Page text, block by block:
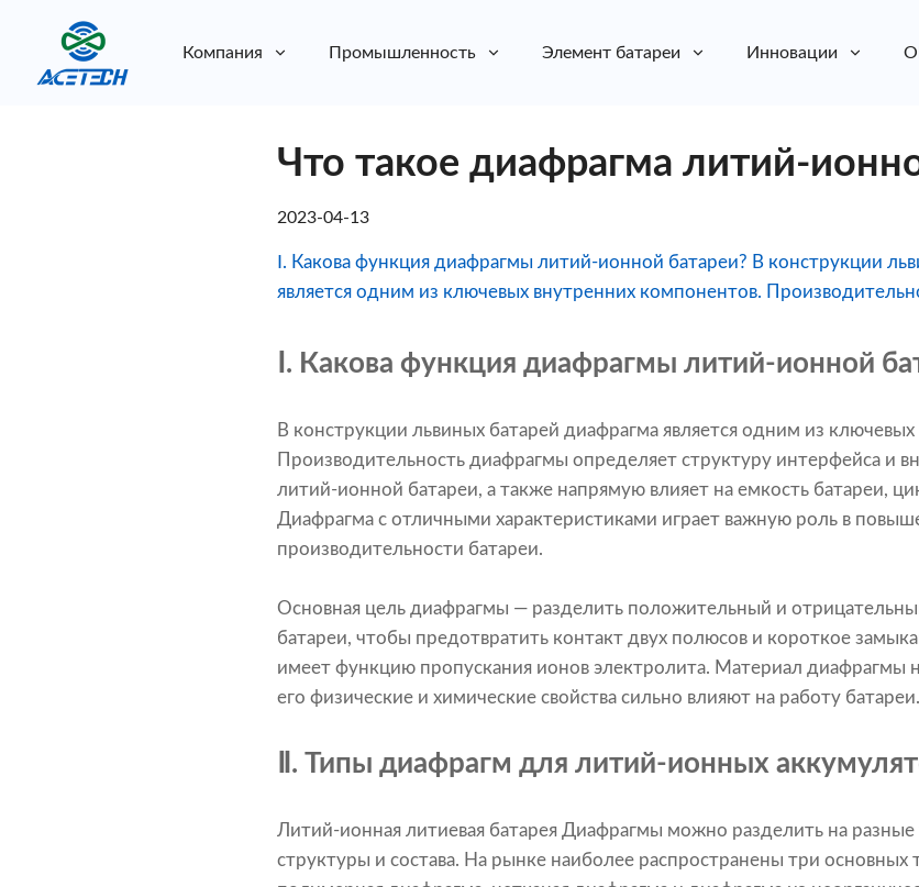
Компания Промышленность Элемент батареи Инновации
Что такое диафрагма литий-
2023-04-13
Ⅰ. Какова функция диафрагмы литий-ионной батареи? В конструкции
является одним из ключевых внутренних компонентов.
Ⅰ. Какова функция диафрагмы литий-ионной
В конструкции львиных батарей диафрагма является одним из
Производительность диафрагмы определяет структуру интерфейса и
литий-ионной батареи, а также напрямую влияет на емкость батареи,
Диафрагма с отличными характеристиками играет важную роль в
производительности батареи.
Основная цель диафрагмы — разделить положительный и
батареи, чтобы предотвратить контакт двух полюсов и короткое
имеет функцию пропускания ионов электролита. Материал диафрагмы
его физические и химические свойства сильно влияют на работу батареи.
Ⅱ. Типы диафрагм для литий-ионных
Литий-ионная литиевая батарея Диафрагмы можно разделить на разные
структуры и состава. На рынке наиболее распространены три основных